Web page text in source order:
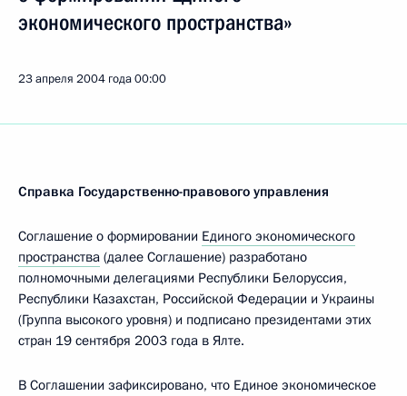
экономического пространства»
23 апреля 2004 года00:00
Справка Государственно-правового управления
Соглашение о формировании Единого экономического
пространства (далее Соглашение) разработано
полномочными делегациями Республики Белоруссия,
Республики Казахстан, Российской Федерации и Украины
(Группа высокого уровня) и подписано президентами этих
стран 19 сентября 2003 года в Ялте.
В Соглашении зафиксировано, что Единое экономическое